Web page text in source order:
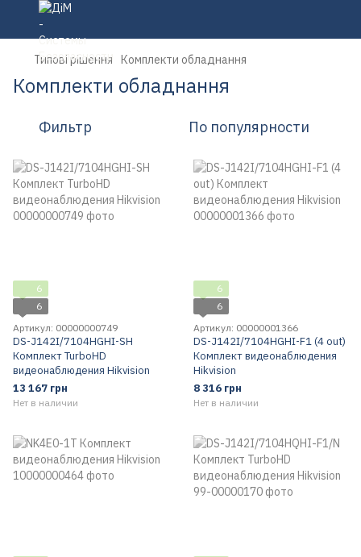
Типові рішення Комплекти обладнання
Комплекти обладнання
Фильтр По популярности
6
6
Артикул: 00000000749
DS-J142I/7104HGHI-SH
Комплект TurboHD
видеонаблюдения Hikvision
13 167 грн
Нет в наличии
6
6
Артикул: 00000001366
DS-J142I/7104HGHI-F1 (4 out)
Комплект видеонаблюдения
Hikvision
8 316 грн
Нет в наличии